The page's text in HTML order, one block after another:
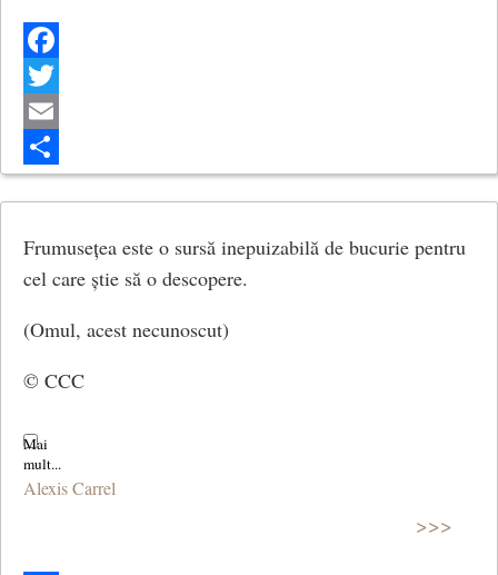
Facebook
Twitter
Email
Share
Frumusețea este o sursă inepuizabilă de bucurie pentru
cel care știe să o descopere.
(Omul, acest necunoscut)
© CCC
Alexis Carrel
>>>